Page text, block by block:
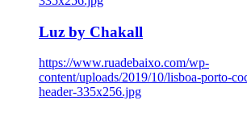
Luz by Chakall
https://www.ruadebaixo.com/wp-
content/uploads/2019/10/lisboa-porto-
header-335x256.jpg